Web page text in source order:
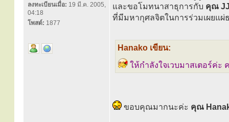
ลงทะเบียนเมื่อ: 19 มี.ค. 2005,
04:18
โพสต์: 1877
และขอโมทนาสาธุการกับ คุณ
ที่มีมหากุศลจิตในการร่วมเผยแผ่
Hanako เขียน:
ให้กำลังใจเวบมาสเตอร์ค่
ขอบคุณมากนะค่ะ คุณ